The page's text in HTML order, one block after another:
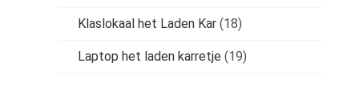
Klaslokaal het Laden Kar (18)
Laptop het laden karretje (19)